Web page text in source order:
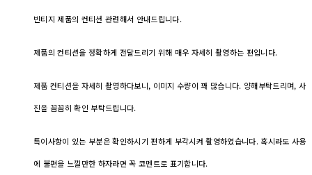
빈티지 제품의 컨티션 관련해서 안내드립니다.
제품의 컨티션을 정확하게 전달드리기 위해 매우 자세히 촬영하는 편입니다.
제품 컨티션을 자세히 촬영하다보니, 이미지 수량이 꽤 많습니다. 양해부탁드리며, 사
진을 꼼꼼히 확인 부탁드립니다.
특이사항이 있는 부분은 확인하시기 편하게 부각시켜 촬영하였습니다. 혹시라도 사용
에 불편을 느낄만한 하자라면 꼭 코멘트로 표기합니다.